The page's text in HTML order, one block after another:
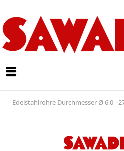
Edelstahlrohre Durchmesser Ø 6,0 -